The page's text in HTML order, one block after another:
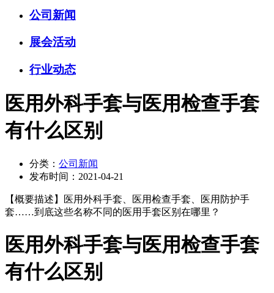
公司新闻
展会活动
行业动态
医用外科手套与医用检查手套
有什么区别
分类： 公司新闻
发布时间： 2021-04-21
【概要描述】
医用外科手套、医用检查手套、医用防护手
套……到底这些名称不同的医用手套区别在哪里？
医用外科手套与医用检查手套
有什么区别